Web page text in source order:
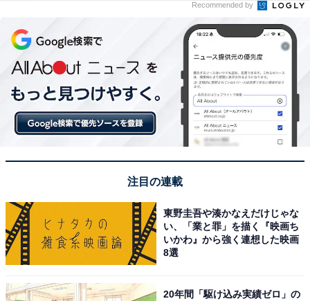
Recommended by
注目の連載
東野圭吾や湊かなえだけじゃな
い、「業と罪」を描く『映画ち
いかわ』から強く連想した映画
8選
20年間「駆け込み実績ゼロ」の